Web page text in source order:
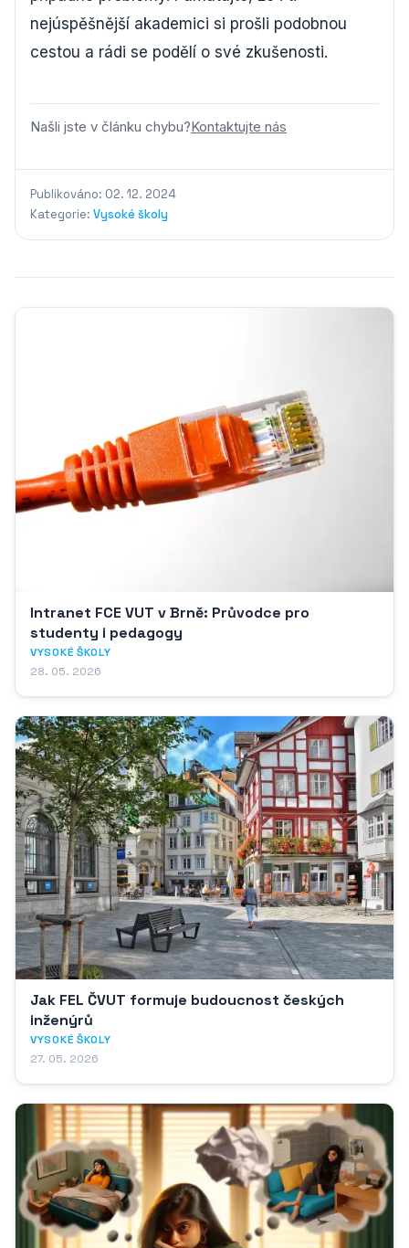
nejúspěšnější akademici si prošli podobnou
cestou a rádi se podělí o své zkušenosti.
Našli jste v článku chybu?Kontaktujte nás
Publikováno: 02. 12. 2024
Kategorie: Vysoké školy
Intranet FCE VUT v Brně: Průvodce pro
studenty i pedagogy
VYSOKÉ ŠKOLY
28. 05. 2026
Jak FEL ČVUT formuje budoucnost českých
inženýrů
VYSOKÉ ŠKOLY
27. 05. 2026